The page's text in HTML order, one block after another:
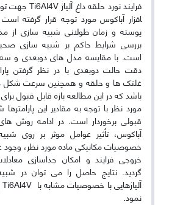
فرایند نورد حلقه داغ آلیاژTi6Al4Vجهت
افزار آباکوس مورد توجه قرار گرفته
پوسته و زمان طولانی شبیه­ سازی
بررسی شرایط حاکم بر شبیه­ سازی
است. با مقایسه مدل­ های دوبعدی
دقت حالت دو­بعدی با در نظر گرفتن
غلتک­ ها و حلقه و همچنین سرعت شکل­
باشد که در این مطالعه بازه قابل قبول
مورد نظر با توجه به مقادیر این
قبولی برخوردار است. در ادامه روش­
آباکوس، تأثیر عوامل موثر بر روی
خصوصیات مکانیکی ماده مورد نظر، وجود
خروجی فرایند و امکان جدا­سازی
گردید. نتایج حاصل را می­ توان در
آلیاژهایی با خصوصیات مشابه با Ti6Al4V
نمود.